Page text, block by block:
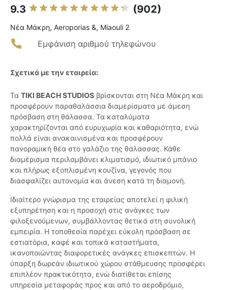
9.3 (902)
Νέα Μάκρη, Aeroporias &, Miaouli 2
Εμφάνιση αριθμού τηλεφώνου
Σχετικά με την εταιρεία:
Τα TIKI BEACH STUDIOS βρίσκονται στη Νέα Μάκρη και
προσφέρουν παραθαλάσσια διαμερίσματα με άμεση
πρόσβαση στη θάλασσα. Τα καταλύματα
χαρακτηρίζονται από ευρυχωρία και καθαριότητα, ενώ
πολλά είναι ανακαινισμένα και προσφέρουν
πανοραμική θέα στο γαλάζιο της θάλασσας. Κάθε
διαμέρισμα περιλαμβάνει κλιματισμό, ιδιωτικό μπάνιο
και πλήρως εξοπλισμένη κουζίνα, γεγονός που
διασφαλίζει αυτονομία και άνεση κατά τη διαμονή.
Ιδιαίτερο γνώρισμα της εταιρείας αποτελεί η φιλική
εξυπηρέτηση και η προσοχή στις ανάγκες των
φιλοξενούμενων, συμβάλλοντας θετικά στη συνολική
εμπειρία. Η τοποθεσία παρέχει εύκολη πρόσβαση σε
εστιατόρια, καφέ και τοπικά καταστήματα,
ικανοποιώντας διαφορετικές ανάγκες επισκεπτών. Η
ύπαρξη δωρεάν ιδιωτικού χώρου στάθμευσης προσφέρει
επιπλέον πρακτικότητα, ενώ διατίθεται επίσης
υπηρεσία μεταφοράς προς και από το αεροδρόμιο,